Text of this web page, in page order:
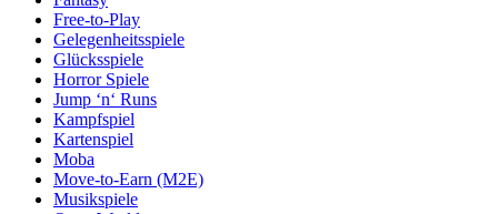
Free-to-Play
Gelegenheitsspiele
Glücksspiele
Horror Spiele
Jump ‘n‘ Runs
Kampfspiel
Kartenspiel
Moba
Move-to-Earn (M2E)
Musikspiele